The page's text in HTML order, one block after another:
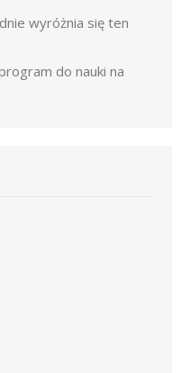
wyróżnia się ten
do nauki na